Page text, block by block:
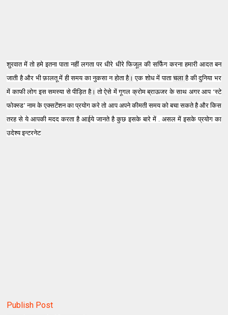
शुरवात में तो हमे इतना पाता नहीं लगता पर धीरे धीरे फिजूल की सर्फिंग करना हमारी आदत बन
जाती है और भी फ़ालतू में ही समय का नुकसा न होता है। एक शोध में पाताचलाहै की दुनिया भर
में काफी लोग इस समस्या से पीड़ित है। तो ऐसे में गूगल क्रोम ब्राऊजर के साथ अगर आप ‘स्टे
फोक्स्ड’ नाम केएक्सटेंशन का प्रयोग करे तो आप अपने कीमती समय को बचा सकते है और किस
तरह से ये आपकी मदद करता है आईये जानते है कुछ इसके बारे में . असल में इसके प्रयोग का
उदेश्य इन्टरनेट
Publish Post